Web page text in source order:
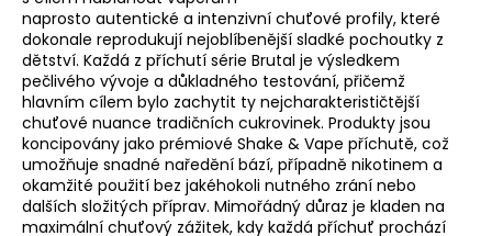
naprosto autentické a intenzivní chuťové profily, které
dokonale reprodukují nejoblíbenější sladké pochoutky z
dětství. Každá z příchutí série Brutal je výsledkem
pečlivého vývoje a důkladného testování, přičemž
hlavním cílem bylo zachytit ty nejcharakterističtější
chuťové nuance tradičních cukrovinek. Produkty jsou
koncipovány jako prémiové Shake & Vape příchutě, což
umožňuje snadné naředění bází, případně nikotinem a
okamžité použití bez jakéhokoli nutného zrání nebo
dalších složitých příprav. Mimořádný důraz je kladen na
maximální chuťový zážitek, kdy každá příchuť prochází
b
u
j
e
t
e
n